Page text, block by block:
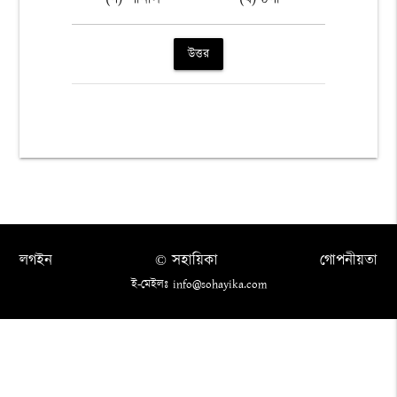
উত্তর
লগইন গোপনীয়তা
© সহায়িকা
ই-মেইলঃ info@sohayika.com